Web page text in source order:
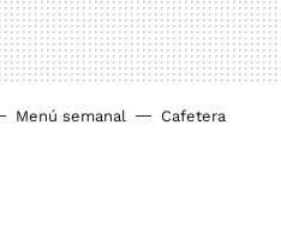
Menú semanal Cafetera